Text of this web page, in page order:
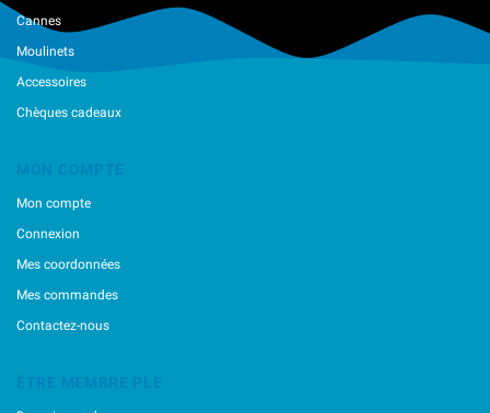
Cannes
Moulinets
Accessoires
Chèques cadeaux
MON COMPTE
Mon compte
Connexion
Mes coordonnées
Mes commandes
Contactez-nous
ÊTRE MEMBRE PLE